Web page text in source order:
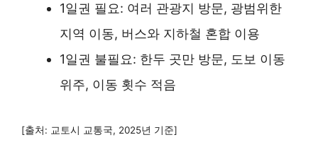
1일권 필요: 여러 관광지 방문, 광범위한
지역 이동, 버스와 지하철 혼합 이용
1일권 불필요: 한두 곳만 방문, 도보 이동
위주, 이동 횟수 적음
[출처: 교토시 교통국, 2025년 기준]